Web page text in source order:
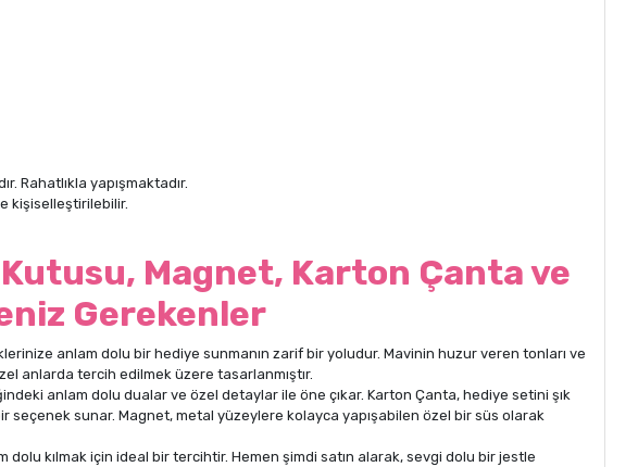
Rahatlıkla yapışmaktadır.
kişiselleştirilebilir.
Magnet, Karton Çanta ve
Gerekenler
anlam dolu bir hediye sunmanın zarif bir yoludur. Mavinin huzur veren tonları ve
anlarda tercih edilmek üzere tasarlanmıştır.
anlam dolu dualar ve özel detaylar ile öne çıkar. Karton Çanta, hediye setini şık
seçenek sunar. Magnet, metal yüzeylere kolayca yapışabilen özel bir süs olarak
dolu kılmak için ideal bir tercihtir. Hemen şimdi satın alarak, sevgi dolu bir jestle